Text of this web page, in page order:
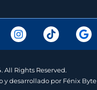
All Rights Reserved.
y desarrollado por Fénix Byte